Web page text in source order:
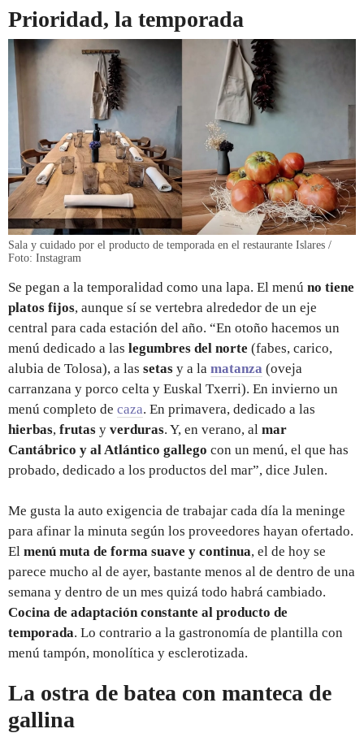
Prioridad, la temporada
Sala y cuidado por el producto de temporada en el restaurante Islares /
Foto: Instagram
Se pegan a la temporalidad como una lapa. El menú no tiene
platos fijos, aunque sí se vertebra alrededor de un eje
central para cada estación del año. “En otoño hacemos un
menú dedicado a las legumbres del norte (fabes, carico,
alubia de Tolosa), a las setas y a la matanza (oveja
carranzana y porco celta y Euskal Txerri). En invierno un
menú completo de caza. En primavera, dedicado a las
hierbas, frutas y verduras. Y, en verano, al mar
Cantábrico y al Atlántico gallego con un menú, el que has
probado, dedicado a los productos del mar”, dice Julen.
Me gusta la auto exigencia de trabajar cada día la meninge
para afinar la minuta según los proveedores hayan ofertado.
El menú muta de forma suave y continua, el de hoy se
parece mucho al de ayer, bastante menos al de dentro de una
semana y dentro de un mes quizá todo habrá cambiado.
Cocina de adaptación constante al producto de
temporada. Lo contrario a la gastronomía de plantilla con
menú tampón, monolítica y esclerotizada.
La ostra de batea con manteca de
gallina